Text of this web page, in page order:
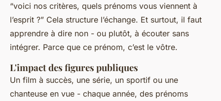
“voici nos critères, quels prénoms vous viennent à
l’esprit ?” Cela structure l’échange. Et surtout, il faut
apprendre à dire non - ou plutôt, à écouter sans
intégrer. Parce que ce prénom, c’est le vôtre.
L'impact des figures publiques
Un film à succès, une série, un sportif ou une
chanteuse en vue - chaque année, des prénoms